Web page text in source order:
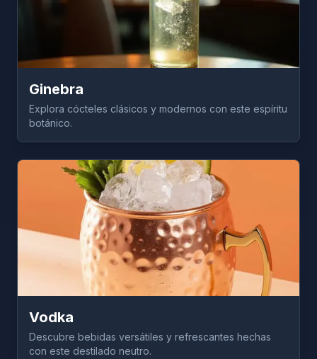
Ginebra
Explora cócteles clásicos y modernos con este espíritu
botánico.
Vodka
Descubre bebidas versátiles y refrescantes hechas
con este destilado neutro.